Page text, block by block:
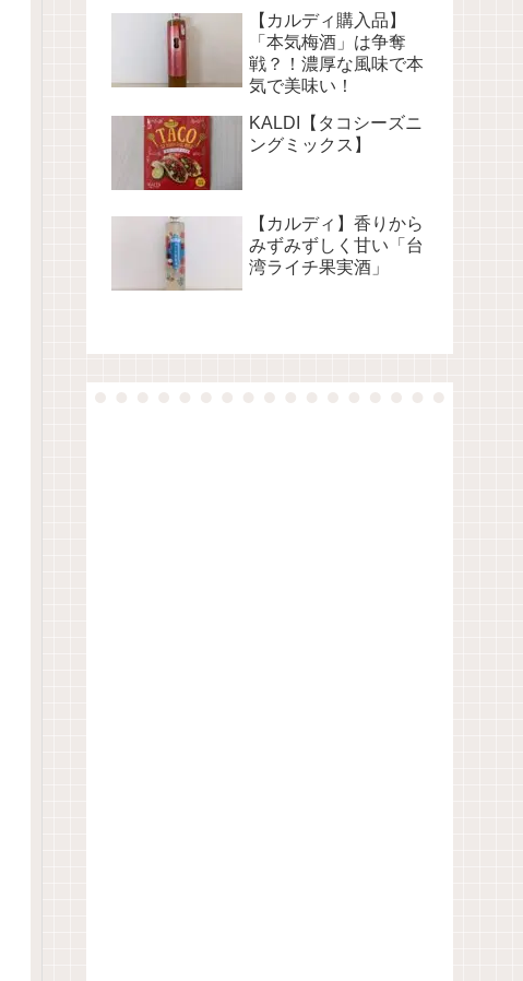
【カルディ購入品】
「本気梅酒」は争奪
戦？！濃厚な風味で本
気で美味い！
KALDI【タコシーズニ
ングミックス】
【カルディ】香りから
みずみずしく甘い「台
湾ライチ果実酒」